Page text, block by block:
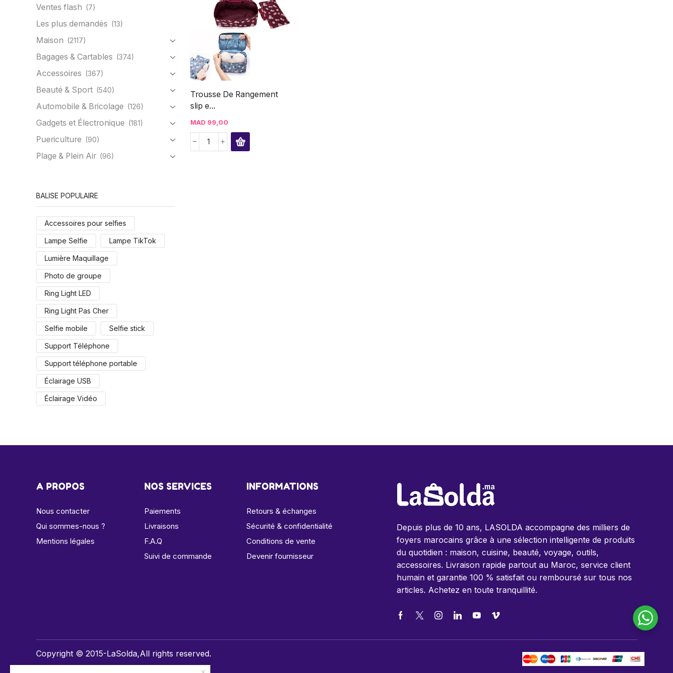
Trousse De Rangement
slip e...
MAD 99,00
Ventes flash (7)
Les plus demandés (13)
Maison (2117)
Bagages & Cartables (374)
Accessoires (367)
Beauté & Sport (540)
Automobile & Bricolage (126)
Gadgets et Électronique (181)
Puericulture (90)
Plage & Plein Air (96)
BALISE POPULAIRE
Accessoires pour selfies
Lampe Selfie Lampe TikTok
Lumière Maquillage
Photo de groupe
Ring Light LED
Ring Light Pas Cher
Selfie mobile Selfie stick
Support Téléphone
Support téléphone portable
Éclairage USB
Éclairage Vidéo
A PROPOS
Nous contacter
Qui sommes-nous ?
Mentions légales
NOS SERVICES
Paiements
Livraisons
F.A.Q
Suivi de commande
INFORMATIONS
Retours & échanges
Sécurité & confidentialité
Conditions de vente
Devenir fournisseur
Depuis plus de 10 ans, LASOLDA accompagne des milliers de
foyers marocains grâce à une sélection intelligente de produits
du quotidien : maison, cuisine, beauté, voyage, outils,
accessoires. Livraison rapide partout au Maroc, service client
humain et garantie 100 % satisfait ou remboursé sur tous nos
articles. Achetez en toute tranquillité.
Copyright © 2015-LaSolda,All rights reserved.